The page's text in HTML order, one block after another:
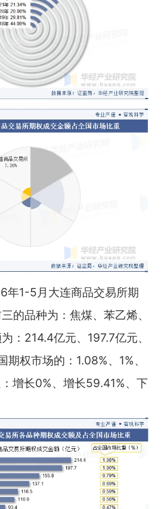
年1-5月大连商品交易所期
的品种为：焦煤、苯乙烯、
：214.4亿元、197.7亿元、
权市场的：1.08%、1%、
增长0%、增长59.41%、下